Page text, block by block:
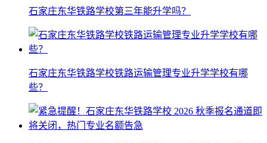
石家庄东华铁路学校第三年能升学吗？
石家庄东华铁路学校铁路运输管理专业升学学校有哪
些？